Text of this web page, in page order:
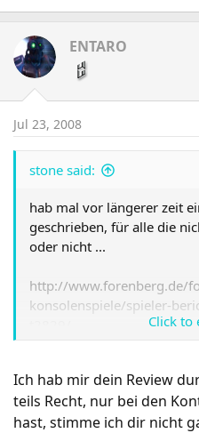
ENTARO
Jul 23, 2008
stone said:
hab mal vor längerer zeit
geschrieben, für alle die
oder nicht ...
http://www.forenberg.de/
konsolenspiele/spieler-
Click to
Ich hab mir dein Review
teils Recht, nur bei den
hast, stimme ich dir nicht